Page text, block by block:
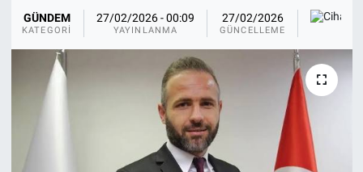
GÜNDEM
KATEGORI
27/02/2026 - 00:09
YAYINLANMA
27/02/2026
GÜNCELLEME